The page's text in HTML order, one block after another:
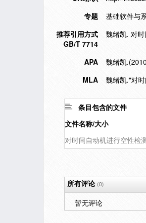
专题
基础软件与
推荐引用方式
GB/T 7714
魏绪凯. 对
APA 魏绪凯
MLA
魏绪凯."对
条目包含的文件
文件名称/大小
对时间自动机进行空性检
所有评论(0)
暂无评论